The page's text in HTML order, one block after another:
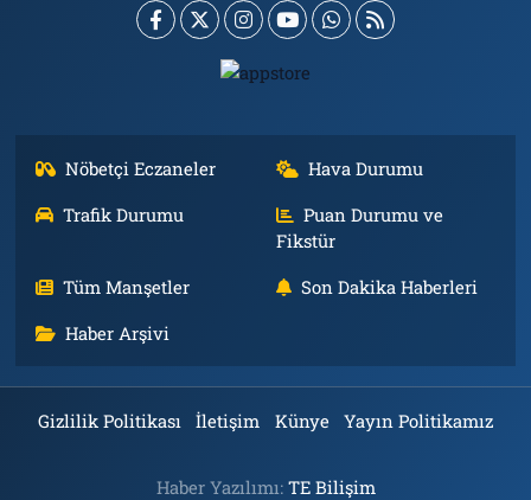
Nöbetçi Eczaneler
Hava Durumu
Trafik Durumu
Puan Durumu ve
Fikstür
Tüm Manşetler
Son Dakika Haberleri
Haber Arşivi
Gizlilik Politikası İletişim Künye Yayın Politikamız
Haber Yazılımı: TE Bilişim